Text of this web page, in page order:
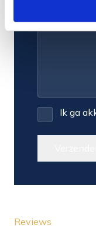
Instemming*
Ik ga
Reviews